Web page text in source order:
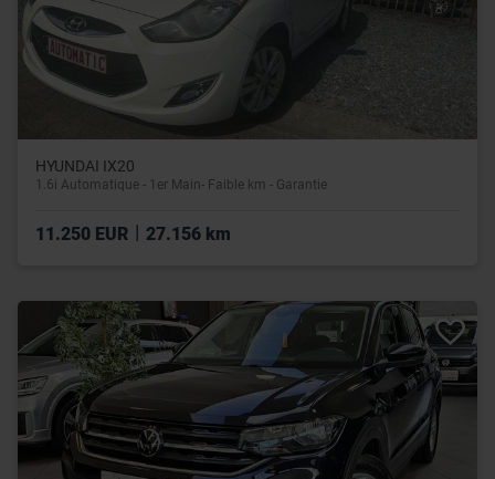
HYUNDAI IX20
1.6i Automatique - 1er Main- Faible km - Garantie
11.250 EUR 27.156 km